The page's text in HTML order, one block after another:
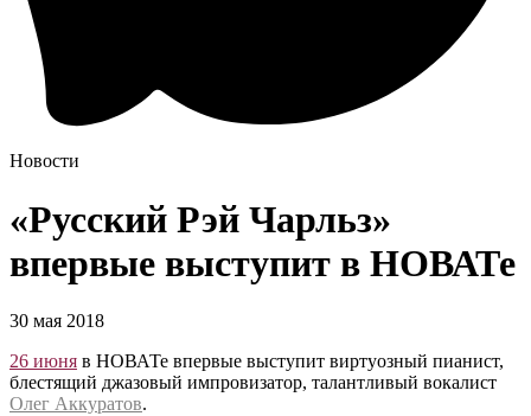
Новости
«Русский Рэй Чарльз»
впервые выступит в НОВАТе
30 мая 2018
26 июня в НОВАТе впервые выступит виртуозный пианист,
блестящий джазовый импровизатор, талантливый вокалист
Олег Аккуратов.